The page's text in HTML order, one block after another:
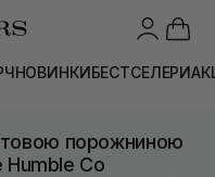
НОВИНКИБЕСТСЕЛЕРИ
порожниною
Humble Co